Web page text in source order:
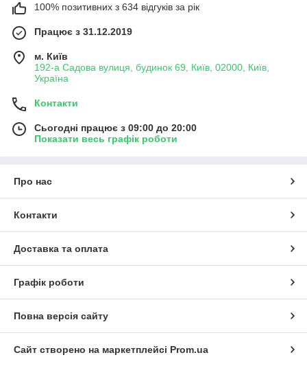
100% позитивних з 634 відгуків за рік
Працює з 31.12.2019
м. Київ
192-а Садова вулиця, будинок 69, Київ, 02000, Київ,
Україна
Контакти
Сьогодні працює з 09:00 до 20:00
Показати весь графік роботи
Про нас
Контакти
Доставка та оплата
Графік роботи
Повна версія сайту
Сайт створено на маркетплейсі Prom.ua